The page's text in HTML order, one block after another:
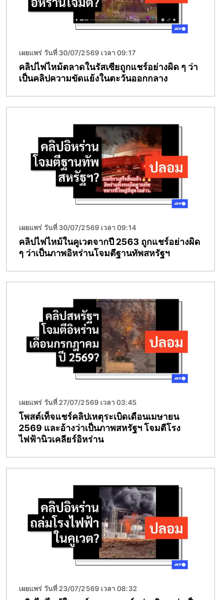
เผยแพร่ วันที่ 30/07/2569 เวลา 09:17
คลิปไฟไหม้ตลาดในรัสเซียถูกแชร์อย่างผิด ๆ ว่า
เป็นคลิปความขัดแย้งในตะวันออกกลาง
เผยแพร่ วันที่ 30/07/2569 เวลา 09:14
คลิปไฟไหม้ในคูเวตจากปี 2563 ถูกแชร์อย่างผิด
ๆ ว่าเป็นภาพอิหร่านโจมตีฐานทัพสหรัฐฯ
เผยแพร่ วันที่ 27/07/2569 เวลา 03:45
โพสต์เท็จแชร์คลิปเหตุระเบิดเดือนเมษายน
2569 และอ้างว่าเป็นภาพสหรัฐฯ โจมตีโรง
ไฟฟ้านิวเคลียร์อิหร่าน
เผยแพร่ วันที่ 23/07/2569 เวลา 08:32